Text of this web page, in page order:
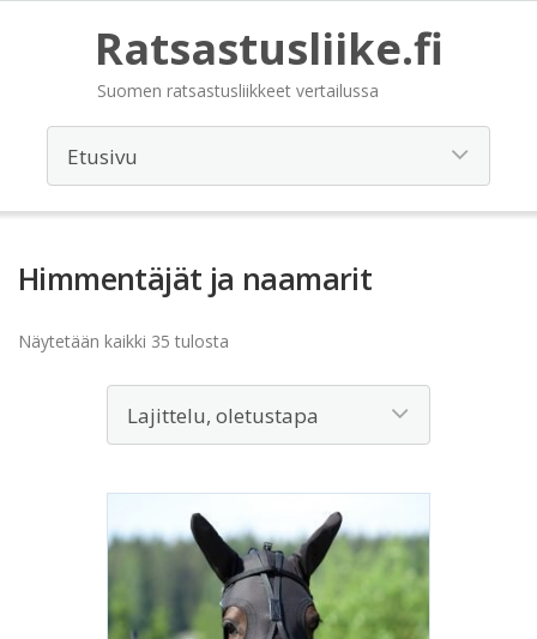
Ratsastusliike.fi
Suomen ratsastusliikkeet vertailussa
Himmentäjät ja naamarit
Näytetään kaikki 35 tulosta